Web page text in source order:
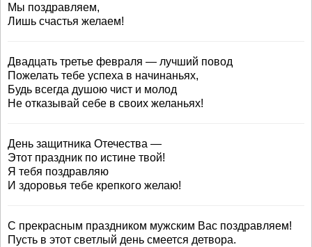
Мы поздравляем,
Лишь счастья желаем!
Двадцать третье февраля — лучший повод
Пожелать тебе успеха в начинаньях,
Будь всегда душою чист и молод
Не отказывай себе в своих желаньях!
День защитника Отечества —
Этот праздник по истине твой!
Я тебя поздравляю
И здоровья тебе крепкого желаю!
С прекрасным праздником мужским Вас поздравляем!
Пусть в этот светлый день смеется детвора.